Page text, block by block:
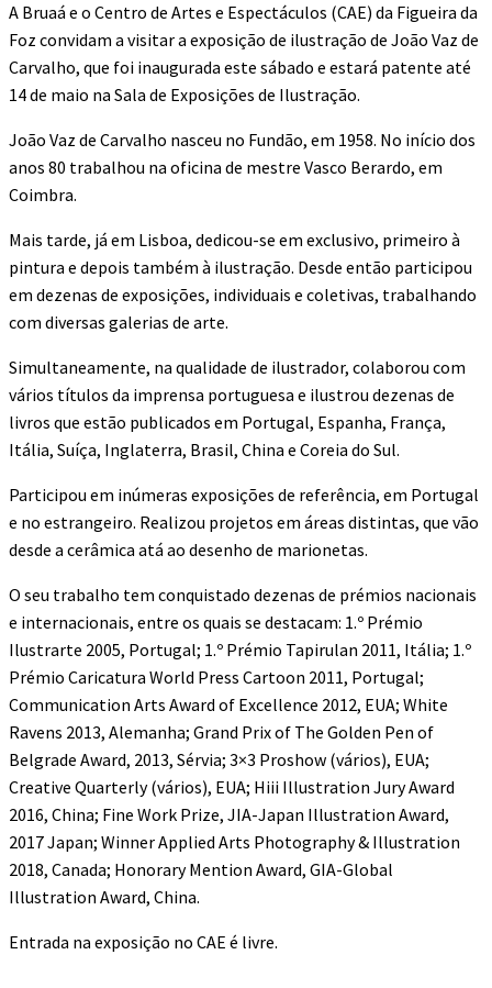
A Bruaá e o Centro de Artes e Espectáculos (CAE) da Figueira da
Foz convidam a visitar a exposição de ilustração de João Vaz de
Carvalho, que foi inaugurada este sábado e estará patente até
14 de maio na Sala de Exposições de Ilustração.
João Vaz de Carvalho nasceu no Fundão, em 1958. No início dos
anos 80 trabalhou na oficina de mestre Vasco Berardo, em
Coimbra.
Mais tarde, já em Lisboa, dedicou-se em exclusivo, primeiro à
pintura e depois também à ilustração. Desde então participou
em dezenas de exposições, individuais e coletivas, trabalhando
com diversas galerias de arte.
Simultaneamente, na qualidade de ilustrador, colaborou com
vários títulos da imprensa portuguesa e ilustrou dezenas de
livros que estão publicados em Portugal, Espanha, França,
Itália, Suíça, Inglaterra, Brasil, China e Coreia do Sul.
Participou em inúmeras exposições de referência, em Portugal
e no estrangeiro. Realizou projetos em áreas distintas, que vão
desde a cerâmica atá ao desenho de marionetas.
O seu trabalho tem conquistado dezenas de prémios nacionais
e internacionais, entre os quais se destacam: 1.º Prémio
Ilustrarte 2005, Portugal; 1.º Prémio Tapirulan 2011, Itália; 1.º
Prémio Caricatura World Press Cartoon 2011, Portugal;
Communication Arts Award of Excellence 2012, EUA; White
Ravens 2013, Alemanha; Grand Prix of The Golden Pen of
Belgrade Award, 2013, Sérvia; 3×3 Proshow (vários), EUA;
Creative Quarterly (vários), EUA; Hiii Illustration Jury Award
2016, China; Fine Work Prize, JIA-Japan Illustration Award,
2017 Japan; Winner Applied Arts Photography & Illustration
2018, Canada; Honorary Mention Award, GIA-Global
Illustration Award, China.
Entrada na exposição no CAE é livre.